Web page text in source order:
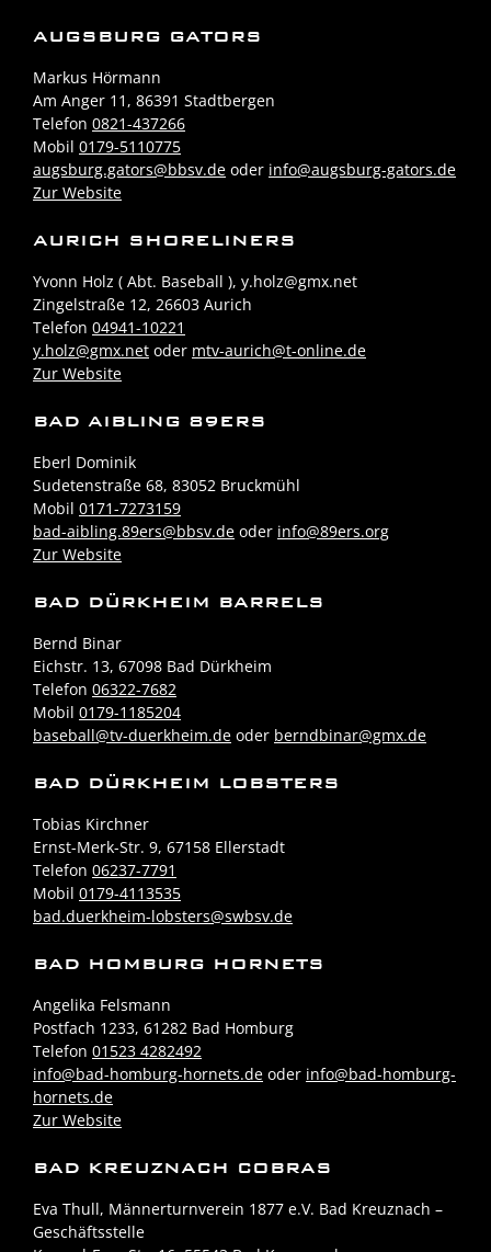
AUGSBURG GATORS
Markus Hörmann
Am Anger 11, 86391 Stadtbergen
Telefon 0821-437266
Mobil 0179-5110775
augsburg.gators@bbsv.de oder info@augsburg-gators.de
Zur Website
AURICH SHORELINERS
Yvonn Holz ( Abt. Baseball ), y.holz@gmx.net
Zingelstraße 12, 26603 Aurich
Telefon 04941-10221
y.holz@gmx.net oder mtv-aurich@t-online.de
Zur Website
BAD AIBLING 89ERS
Eberl Dominik
Sudetenstraße 68, 83052 Bruckmühl
Mobil 0171-7273159
bad-aibling.89ers@bbsv.de oder info@89ers.org
Zur Website
BAD DÜRKHEIM BARRELS
Bernd Binar
Eichstr. 13, 67098 Bad Dürkheim
Telefon 06322-7682
Mobil 0179-1185204
baseball@tv-duerkheim.de oder berndbinar@gmx.de
BAD DÜRKHEIM LOBSTERS
Tobias Kirchner
Ernst-Merk-Str. 9, 67158 Ellerstadt
Telefon 06237-7791
Mobil 0179-4113535
bad.duerkheim-lobsters@swbsv.de
BAD HOMBURG HORNETS
Angelika Felsmann
Postfach 1233, 61282 Bad Homburg
Telefon 01523 4282492
info@bad-homburg-hornets.de oder info@bad-homburg-
hornets.de
Zur Website
BAD KREUZNACH COBRAS
Eva Thull, Männerturnverein 1877 e.V. Bad Kreuznach –
Geschäftsstelle